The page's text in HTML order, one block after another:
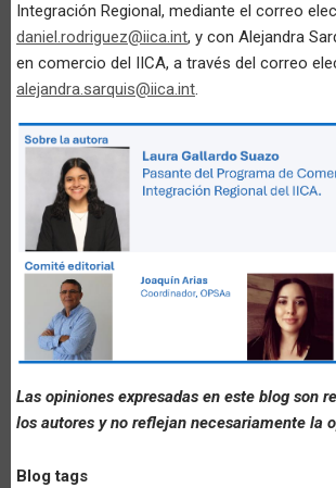
Integración Regional, mediante el correo
daniel.rodriguez@iica.int, y con Alejandra
en comercio del IICA, a través del correo
alejandra.sarquis@iica.int.
Las opiniones expresadas en este blog son
los autores y no reflejan necesariamente la
Blog tags